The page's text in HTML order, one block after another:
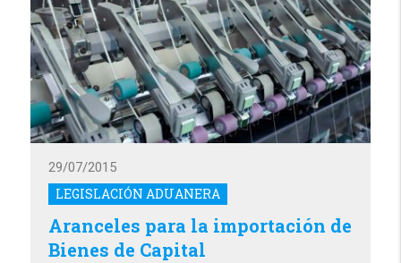
LEGISLACIÓN ADUANERA
29/07/2015
Aranceles para la importación de
Bienes de Capital